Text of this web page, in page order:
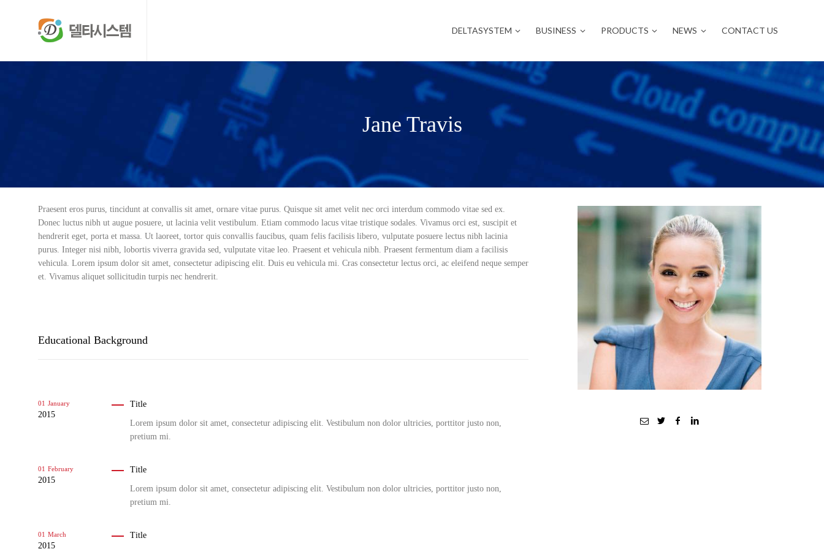
DELTASYSTEM BUSINESS PRODUCTS NEWS CONTACT US
Jane Travis
Praesent eros purus, tincidunt at convallis sit amet, ornare vitae purus. Quisque sit amet velit nec orci interdum commodo vitae sed ex.
Donec luctus nibh ut augue posuere, ut lacinia velit vestibulum. Etiam commodo lacus vitae tristique sodales. Vivamus orci est, suscipit et
hendrerit eget, porta et massa. Ut laoreet, tortor quis convallis faucibus, quam felis facilisis libero, vulputate posuere lectus nibh lacinia
purus. Integer nisi nibh, lobortis viverra gravida sed, vulputate vitae leo. Praesent et vehicula nibh. Praesent fermentum diam a facilisis
vehicula. Lorem ipsum dolor sit amet, consectetur adipiscing elit. Duis eu vehicula mi. Cras consectetur lectus orci, ac eleifend neque semper
et. Vivamus aliquet sollicitudin turpis nec hendrerit.
Educational Background
01 January
2015
Title
Lorem ipsum dolor sit amet, consectetur adipiscing elit. Vestibulum non dolor ultricies, porttitor justo non,
pretium mi.
01 February
2015
Title
Lorem ipsum dolor sit amet, consectetur adipiscing elit. Vestibulum non dolor ultricies, porttitor justo non,
pretium mi.
01 March
2015
Title